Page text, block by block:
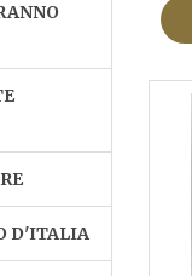
D'ITALIA